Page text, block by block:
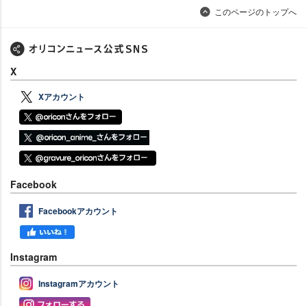
このページのトップへ
X
Xアカウント
Facebook
Facebookアカウント
Instagram
Instagramアカウント